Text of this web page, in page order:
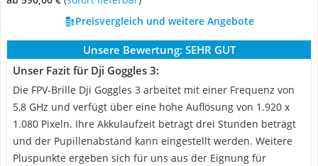
Preisvergleich und weitere Angebote
Unsere Bewertung: SEHR GUT
Unser Fazit für Dji Goggles 3:
Die FPV-Brille Dji Goggles 3 arbeitet mit einer Frequenz von
5,8 GHz und verfügt über eine hohe Auflösung von 1.920 x
1.080 Pixeln. Ihre Akkulaufzeit beträgt drei Stunden beträgt
und der Pupillenabstand kann eingestellt werden. Weitere
Pluspunkte ergeben sich für uns aus der Eignung für